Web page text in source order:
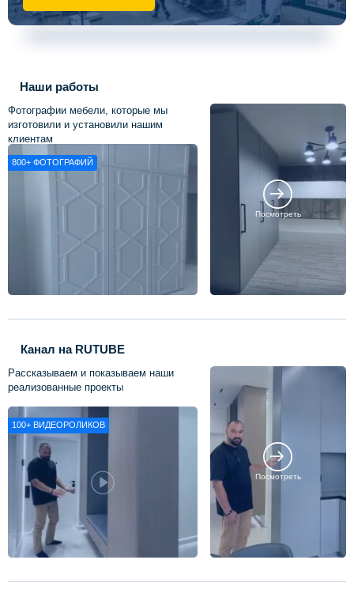
Наши работы
Фотографии мебели, которые мы
изготовили и установили нашим
клиентам
800+ ФОТОГРАФИЙ
Посмотреть
Канал на RUTUBE
Рассказываем и показываем наши
реализованные проекты
100+ ВИДЕОРОЛИКОВ
Посмотреть